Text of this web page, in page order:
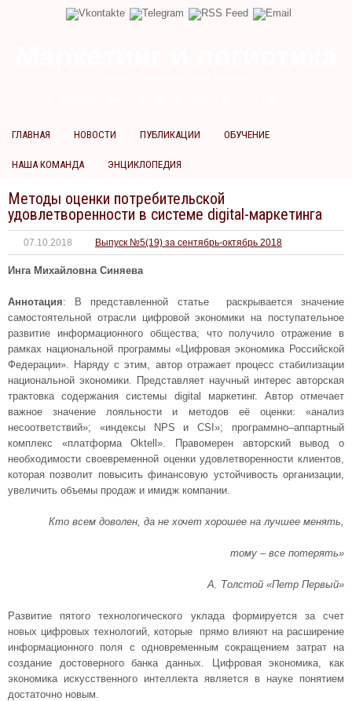
ГЛАВНАЯ НОВОСТИ ПУБЛИКАЦИИ ОБУЧЕНИЕ
НАША КОМАНДА ЭНЦИКЛОПЕДИЯ
Методы оценки потребительской
удовлетворенности в системе digital-маркетинга
07.10.2018 Выпуск №5(19) за сентябрь-октябрь 2018
Инга Михайловна Синяева
Аннотация: В представленной статье раскрывается значение
самостоятельной отрасли цифровой экономики на поступательное
развитие информационного общества, что получило отражение в
рамках национальной программы «Цифровая экономика Российской
Федерации». Наряду с этим, автор отражает процесс стабилизации
национальной экономики. Представляет научный интерес авторская
трактовка содержания системы digital маркетинг. Автор отмечает
важное значение лояльности и методов её оценки: «анализ
несоответствий»; «индексы NPS и CSI»; программно–аппартный
комплекс «платформа Oktell». Правомерен авторский вывод о
необходимости своевременной оценки удовлетворенности клиентов,
которая позволит повысить финансовую устойчивость организации,
увеличить объемы продаж и имидж компании.
Кто всем доволен, да не хочет хорошее на лучшее менять,
тому – все потерять»
А. Толстой «Петр Первый»
Развитие пятого технологического уклада формируется за счет
новых цифровых технологий, которые прямо влияют на расширение
информационного поля с одновременным сокращением затрат на
создание достоверного банка данных. Цифровая экономика, как
экономика искусственного интеллекта является в науке понятием
достаточно новым.